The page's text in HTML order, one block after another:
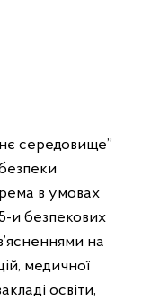
середовище”
в умовах
и безпекових
на
медичної
освіти,